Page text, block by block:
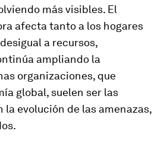
más visibles. El
afecta tanto a los hogares
a recursos,
ampliando la
organizaciones, que
global, suelen ser las
evolución de las amenazas,